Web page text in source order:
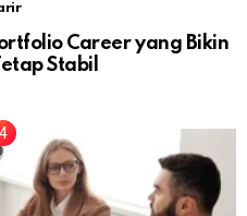
Career yang Bikin
Stabil